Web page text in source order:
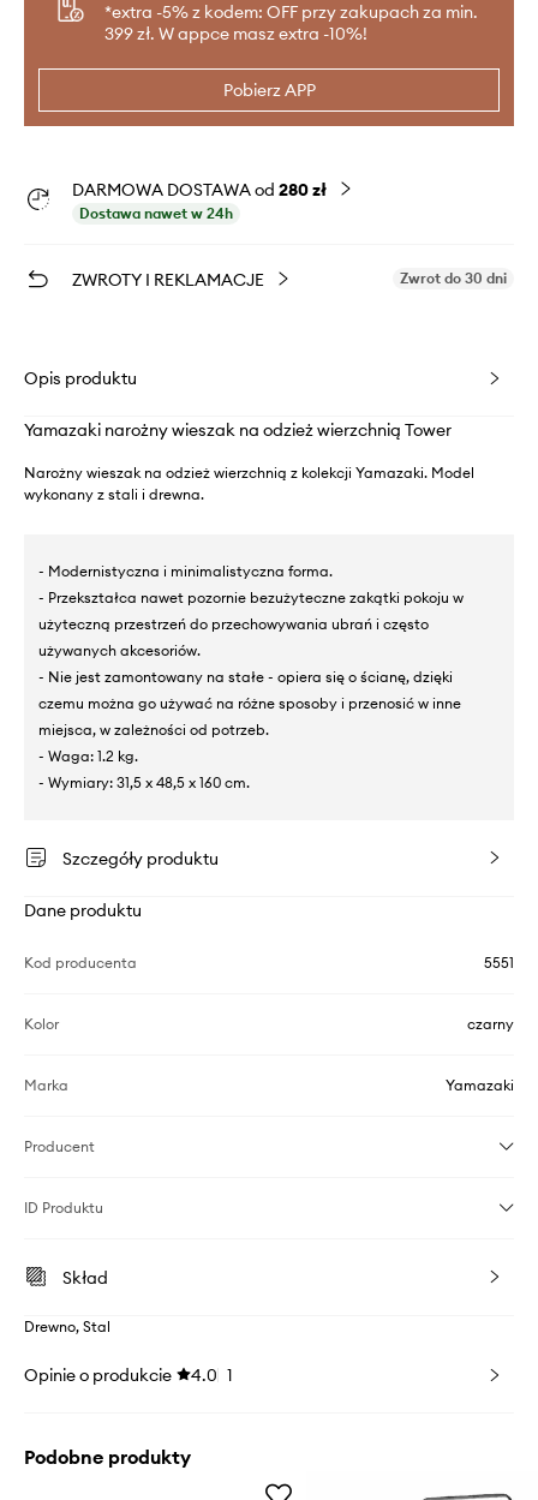
*extra -5% z kodem: OFF przy zakupach za min.
399 zł. W appce masz extra -10%!
Pobierz APP
DARMOWA DOSTAWA od 280 zł
Dostawa nawet w 24h
ZWROTY I REKLAMACJE Zwrot do 30 dni
Opis produktu
Yamazaki narożny wieszak na odzież wierzchnią Tower
Narożny wieszak na odzież wierzchnią z kolekcji Yamazaki. Model
wykonany z stali i drewna.
- Modernistyczna i minimalistyczna forma.
- Przekształca nawet pozornie bezużyteczne zakątki pokoju w
użyteczną przestrzeń do przechowywania ubrań i często
używanych akcesoriów.
- Nie jest zamontowany na stałe - opiera się o ścianę, dzięki
czemu można go używać na różne sposoby i przenosić w inne
miejsca, w zależności od potrzeb.
- Waga: 1.2 kg.
- Wymiary: 31,5 x 48,5 x 160 cm.
Szczegóły produktu
Dane produktu
Kod producenta 5551
Kolor czarny
Marka Yamazaki
Producent
ID Produktu
Skład
Drewno, Stal
Opinie o produkcie 4.0 1
Podobne produkty